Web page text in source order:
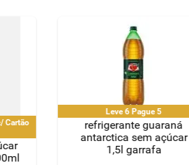
Cartão
Leve 6 Pague 5
refrigerante guaraná
antarctica sem açúcar
1,5l garrafa